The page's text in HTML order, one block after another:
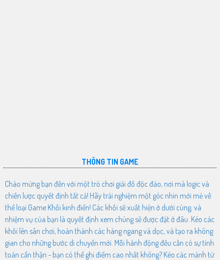
THÔNG TIN GAME
Chào mừng bạn đến với một trò chơi giải đố độc đáo, nơi mà logic và
chiến lược quyết định tất cả! Hãy trải nghiệm một góc nhìn mới mẻ về
thể loại Game Khối kinh điển! Các khối sẽ xuất hiện ở dưới cùng, và
nhiệm vụ của bạn là quyết định xem chúng sẽ được đặt ở đâu. Kéo các
khối lên sân chơi, hoàn thành các hàng ngang và dọc, và tạo ra không
gian cho những bước di chuyển mới. Mỗi hành động đều cần có sự tính
toán cẩn thận - bạn có thể ghi điểm cao nhất không? Kéo các mảnh từ